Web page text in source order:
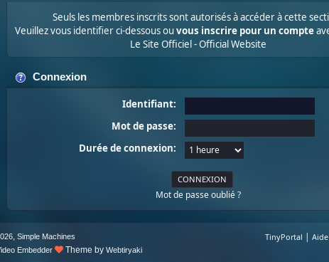
Seuls les membres inscrits sont autorisés à accéder à cette
Veuillez vous identifier ci-dessous ouvous inscrire pour un compte
Le Site Officiel - Official Website
Connexion
Identifiant:
Mot de passe:
Durée de connexion:
Mot de passe oublié ?
TinyPortal | Aide
, Simple Machines
Embedder
Theme by Webtiryaki